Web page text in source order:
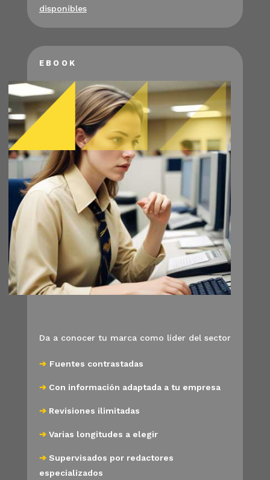
disponibles
EBOOK
Da a conocer tu marca como líder del sector
➔ Fuentes contrastadas
➔Con información adaptada a tu empresa
➔Revisiones ilimitadas
➔Varias longitudes a elegir
➔Supervisados por redactores
especializados